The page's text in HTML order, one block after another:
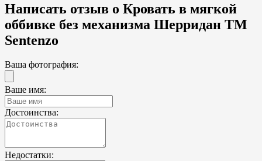
Написать отзыв о Кровать в мягкой
оббивке без механизма Шерридан ТМ
Sentenzo
Ваша фотография:
Ваше имя:
Достоинства:
Недостатки: